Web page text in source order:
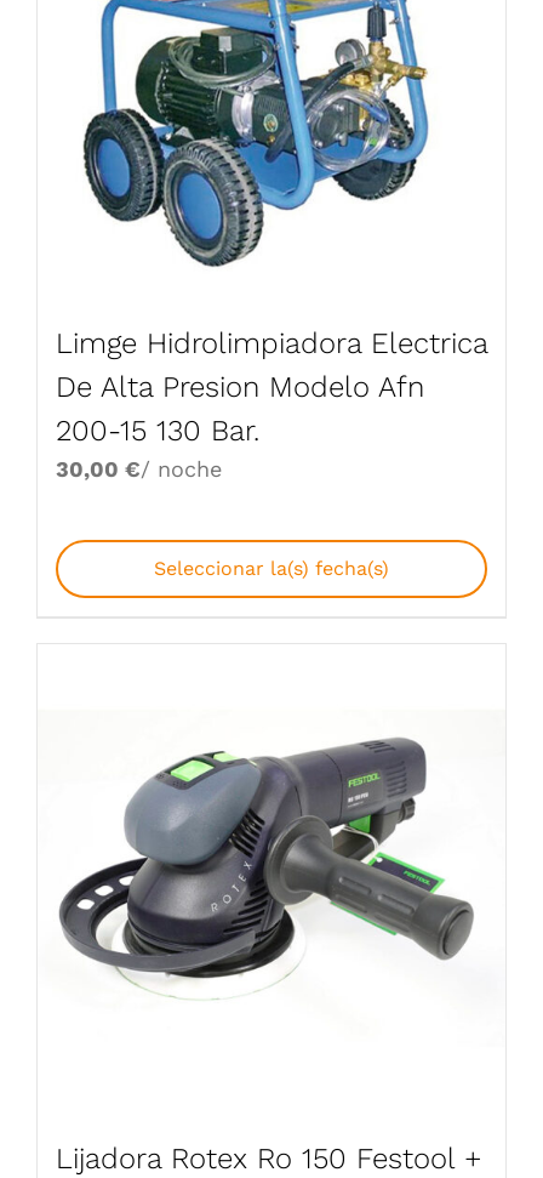
Limge Hidrolimpiadora Electrica
De Alta Presion Modelo Afn
200-15 130 Bar.
30,00 €/ noche
Seleccionar la(s) fecha(s)
Lijadora Rotex Ro 150 Festool +